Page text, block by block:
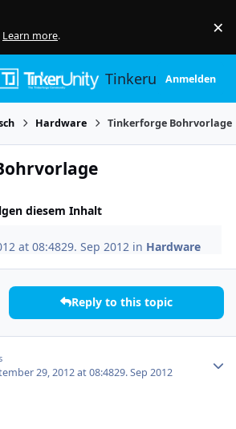
Learn more. ×
TinkerunityAnmelden
Hardware Tinkerforge Bohrvorlage
diesem Inhalt
at 08:4829. Sep 2012 in Hardware
Reply to this topic
29, 2012 at 08:4829. Sep 2012